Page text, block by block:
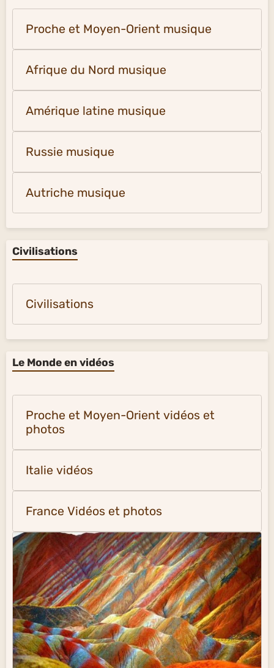
Proche et Moyen-Orient musique
Afrique du Nord musique
Amérique latine musique
Russie musique
Autriche musique
Civilisations
Civilisations
Le Monde en vidéos
Proche et Moyen-Orient vidéos et
photos
Italie vidéos
France Vidéos et photos